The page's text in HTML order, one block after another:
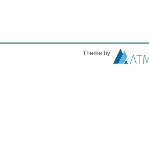
Theme by